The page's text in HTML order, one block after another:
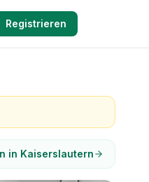
Registrieren
in Kaiserslautern